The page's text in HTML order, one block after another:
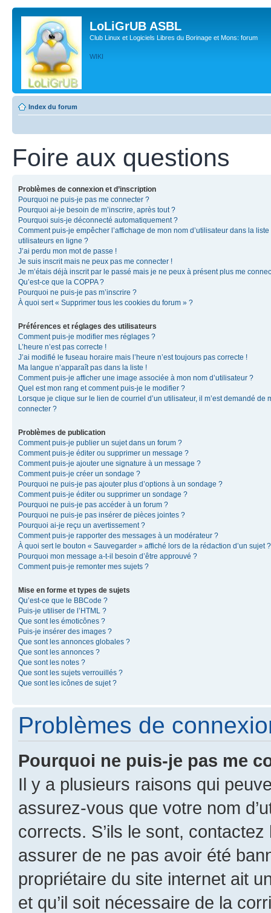
LoLiGrUB ASBL
Club Linux et Logiciels Libres du Borinage et Mons: forum
WIKI
Index du forum
Foire aux questions
Problèmes de connexion et d’inscription
Pourquoi ne puis-je pas me connecter ?
Pourquoi ai-je besoin de m’inscrire, après tout ?
Pourquoi suis-je déconnecté automatiquement ?
Comment puis-je empêcher l’affichage de mon nom d’utilisateur dans la liste
utilisateurs en ligne ?
J’ai perdu mon mot de passe !
Je suis inscrit mais ne peux pas me connecter !
Je m’étais déjà inscrit par le passé mais je ne peux à présent plus me
Qu’est-ce que la COPPA ?
Pourquoi ne puis-je pas m’inscrire ?
À quoi sert « Supprimer tous les cookies du forum » ?
Préférences et réglages des utilisateurs
Comment puis-je modifier mes réglages ?
L’heure n’est pas correcte !
J’ai modifié le fuseau horaire mais l’heure n’est toujours pas correcte !
Ma langue n’apparaît pas dans la liste !
Comment puis-je afficher une image associée à mon nom d’utilisateur ?
Quel est mon rang et comment puis-je le modifier ?
Lorsque je clique sur le lien de courriel d’un utilisateur, il m’est demandé de
connecter ?
Problèmes de publication
Comment puis-je publier un sujet dans un forum ?
Comment puis-je éditer ou supprimer un message ?
Comment puis-je ajouter une signature à un message ?
Comment puis-je créer un sondage ?
Pourquoi ne puis-je pas ajouter plus d’options à un sondage ?
Comment puis-je éditer ou supprimer un sondage ?
Pourquoi ne puis-je pas accéder à un forum ?
Pourquoi ne puis-je pas insérer de pièces jointes ?
Pourquoi ai-je reçu un avertissement ?
Comment puis-je rapporter des messages à un modérateur ?
À quoi sert le bouton « Sauvegarder » affiché lors de la rédaction d’un sujet ?
Pourquoi mon message a-t-il besoin d’être approuvé ?
Comment puis-je remonter mes sujets ?
Mise en forme et types de sujets
Qu’est-ce que le BBCode ?
Puis-je utiliser de l’HTML ?
Que sont les émoticônes ?
Puis-je insérer des images ?
Que sont les annonces globales ?
Que sont les annonces ?
Que sont les notes ?
Que sont les sujets verrouillés ?
Que sont les icônes de sujet ?
Problèmes de
Pourquoi ne puis-je pas me
Il y a plusieurs raisons qui
assurez-vous que votre nom
corrects. S’ils le sont,
assurer de ne pas avoir été
propriétaire du site internet ait
et qu’il soit nécessaire de la